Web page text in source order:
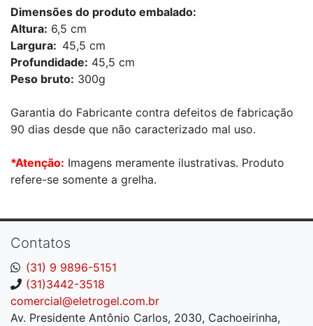
Dimensões do produto embalado:
Altura: 6,5 cm
Largura: 45,5 cm
Profundidade: 45,5 cm
Peso bruto: 300g
Garantia do Fabricante contra defeitos de fabricação
90 dias desde que não caracterizado mal uso.
*Atenção: Imagens meramente ilustrativas. Produto
refere-se somente a grelha.
Contatos
(31) 9 9896-5151
(31)3442-3518
comercial@eletrogel.com.br
Av. Presidente Antônio Carlos, 2030, Cachoeirinha,